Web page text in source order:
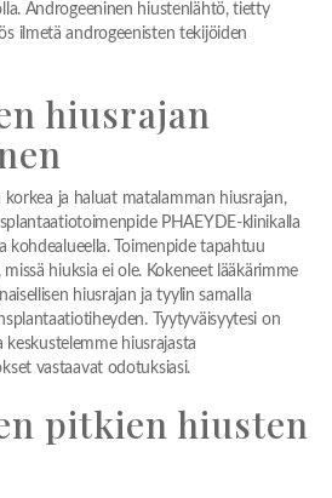
Androgeeninen hiustenlähtö, tietty
ilmetä androgeenisten tekijöiden
hiusrajan
ja haluat matalamman hiusrajan,
PHAEYDE-klinikalla
kohdealueella. Toimenpide tapahtuu
hiuksia ei ole. Kokeneet lääkärimme
hiusrajan ja tyylin samalla
Tyytyväisyytesi on
keskustelemme hiusrajasta
vastaavat odotuksiasi.
pitkien hiusten